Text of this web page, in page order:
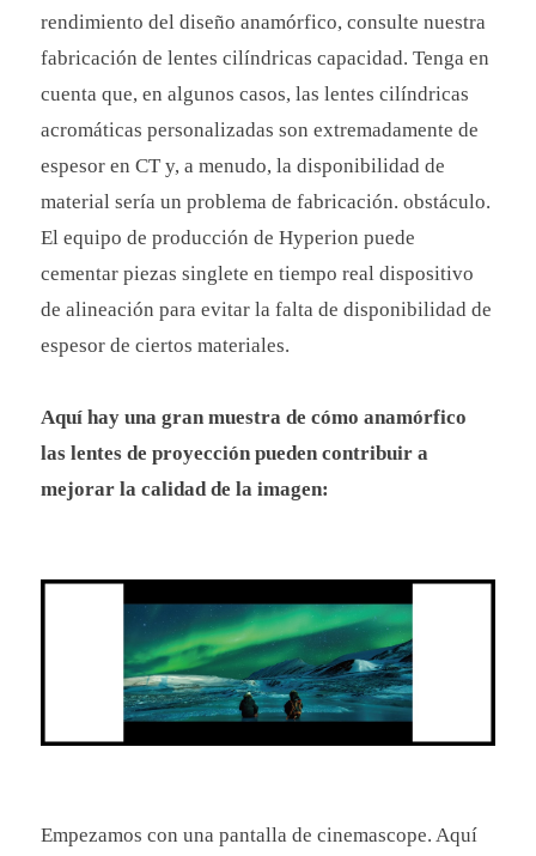
rendimiento del diseño anamórfico, consulte nuestra
fabricación de lentes cilíndricas capacidad. Tenga en
cuenta que, en algunos casos, las lentes cilíndricas
acromáticas personalizadas son extremadamente de
espesor en CT y, a menudo, la disponibilidad de
material sería un problema de fabricación. obstáculo.
El equipo de producción de Hyperion puede
cementar piezas singlete en tiempo real dispositivo
de alineación para evitar la falta de disponibilidad de
espesor de ciertos materiales.
Aquí hay una gran muestra de cómo anamórfico
las lentes de proyección pueden contribuir a
mejorar la calidad de la imagen:
Empezamos con una pantalla de cinemascope. Aquí